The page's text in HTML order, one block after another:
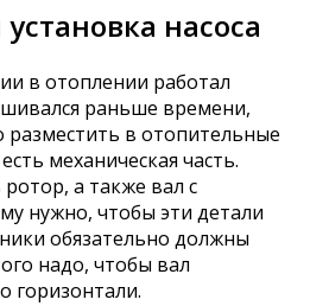
насоса
в отоплении работал
раньше времени,
разместить в отопительные
механическая часть.
а также вал с
нужно, чтобы эти детали
обязательно должны
надо, чтобы вал
горизонтали.